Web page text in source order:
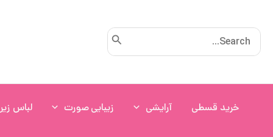
Search
for:
خرید قسطی آرایشی زیبایی صورت لباس زیر